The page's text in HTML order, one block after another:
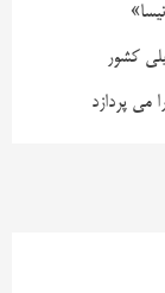
کشور
می پردازد